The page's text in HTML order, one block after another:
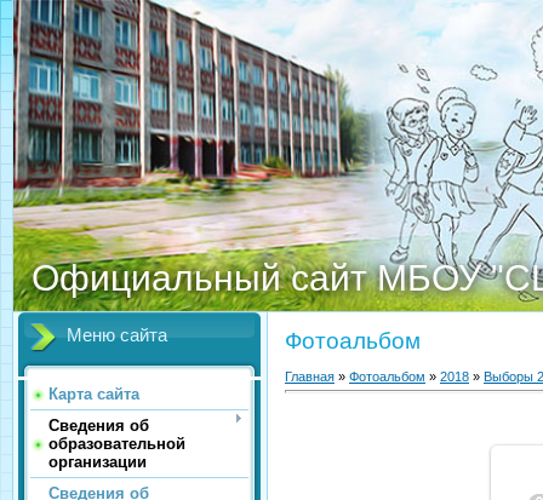
Официальный сайт МБОУ
Меню сайта
Карта сайта
Сведения об
образовательной
организации
Сведения об
Фотоальбом
Главная » Фотоальбом » 2018 » Выборы